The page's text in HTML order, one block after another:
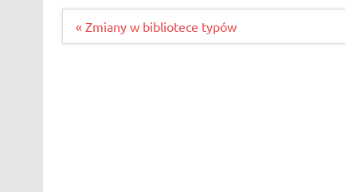
Nawigacja
« Zmiany w bibliotece typów